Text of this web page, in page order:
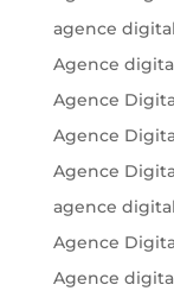
agence
Agence
Agence
Agence
Agence
agence
Agence
Agence